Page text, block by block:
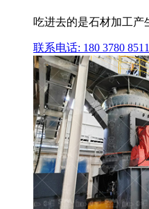
吃进去的是石材加工产
联系电话: 180 3780 8511